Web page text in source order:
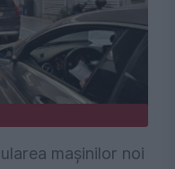
mașinilor noi